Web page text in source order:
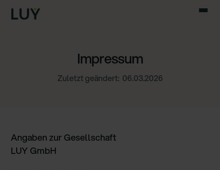
Impressum
Zuletzt geändert: 06.03.2026
Angaben zur Gesellschaft
LUY GmbH